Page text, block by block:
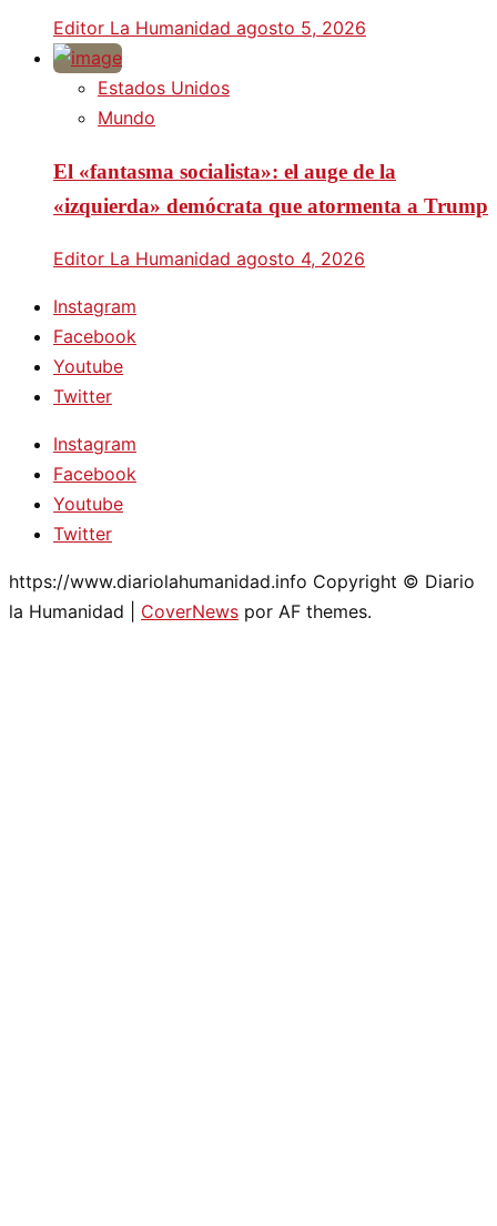
Editor La Humanidad agosto 5, 2026
Estados Unidos
Mundo
El «fantasma socialista»: el auge de la
«izquierda» demócrata que atormenta a Trump
Editor La Humanidad agosto 4, 2026
Instagram
Facebook
Youtube
Twitter
Instagram
Facebook
Youtube
Twitter
https://www.diariolahumanidad.info Copyright © Diario
la Humanidad
CoverNews por AF themes.